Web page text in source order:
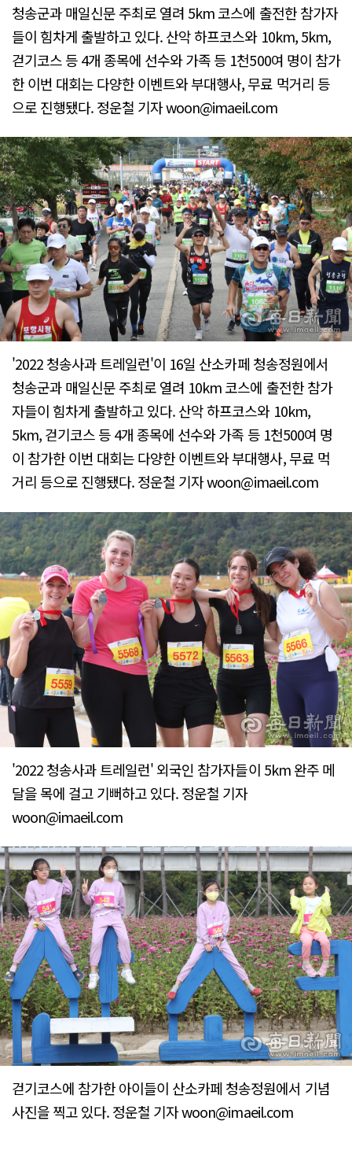
청송군과 매일신문 주최로 열려 5km 코스에 출전한 참가자
들이 힘차게 출발하고 있다. 산악 하프코스와 10km, 5km,
걷기코스 등 4개 종목에 선수와 가족 등 1천500여 명이 참가
한 이번 대회는 다양한 이벤트와 부대행사, 무료 먹거리 등
으로 진행됐다. 정운철 기자 woon@imaeil.com
'2022 청송사과 트레일런'이 16일 산소카페 청송정원에서
청송군과 매일신문 주최로 열려 10km 코스에 출전한 참가
자들이 힘차게 출발하고 있다. 산악 하프코스와 10km,
5km, 걷기코스 등 4개 종목에 선수와 가족 등 1천500여 명
이 참가한 이번 대회는 다양한 이벤트와 부대행사, 무료 먹
거리 등으로 진행됐다. 정운철 기자 woon@imaeil.com
'2022 청송사과 트레일런' 외국인 참가자들이 5km 완주 메
달을 목에 걸고 기뻐하고 있다. 정운철 기자
woon@imaeil.com
걷기코스에 참가한 아이들이 산소카페 청송정원에서 기념
사진을 찍고 있다. 정운철 기자 woon@imaeil.com